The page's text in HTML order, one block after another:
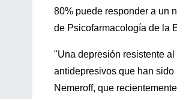
80% puede responder a un
de Psicofarmacología de la
"Una depresión resistente
antidepresivos que han
Nemeroff, que